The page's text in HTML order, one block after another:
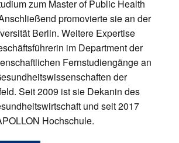
zum Master of Public Health
promovierte sie an der
Berlin. Weitere Expertise
im Department der
Fernstudiengänge an
der
Seit 2009 ist sie Dekanin des
und seit 2017
Hochschule.